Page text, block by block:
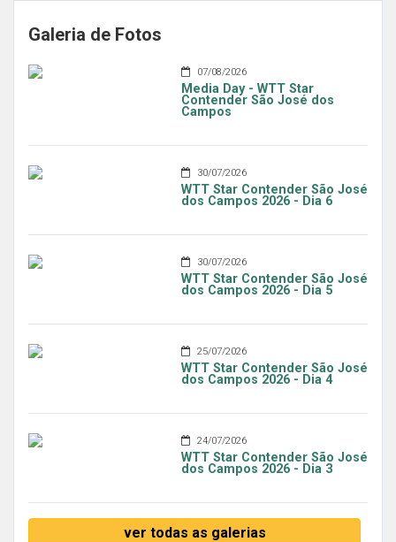
Galeria de Fotos
07/08/2026
Media Day - WTT Star
Contender São José dos
Campos
30/07/2026
WTT Star Contender São José
dos Campos 2026 - Dia 6
30/07/2026
WTT Star Contender São José
dos Campos 2026 - Dia 5
25/07/2026
WTT Star Contender São José
dos Campos 2026 - Dia 4
24/07/2026
WTT Star Contender São José
dos Campos 2026 - Dia 3
ver todas as galerias